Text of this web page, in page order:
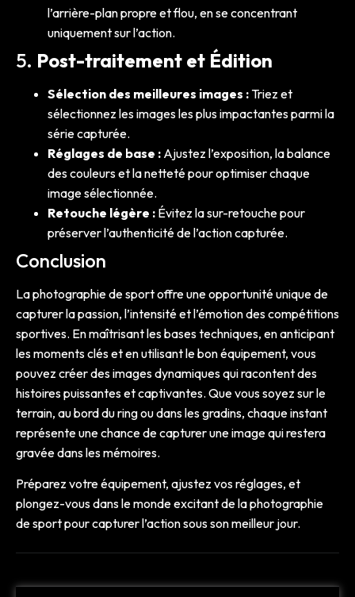
l’arrière-plan propre et flou, en se concentrant
uniquement sur l’action.
5. Post-traitement et Édition
Sélection des meilleures images :Triez et
sélectionnez les images les plus impactantes parmi la
série capturée.
Réglages de base : Ajustez l’exposition, la balance
des couleurs et la netteté pour optimiser chaque
image sélectionnée.
Retouche légère : Évitez la sur-retouche pour
préserver l’authenticité de l’action capturée.
Conclusion
La photographie de sport offre une opportunité unique de
capturer la passion, l’intensité et l’émotion des compétitions
sportives. En maîtrisant les bases techniques, en anticipant
les moments clés et en utilisant le bon équipement, vous
pouvez créer des images dynamiques qui racontent des
histoires puissantes et captivantes. Que vous soyez sur le
terrain, au bord du ring ou dans les gradins, chaque instant
représente une chance de capturer une image qui restera
gravée dans les mémoires.
Préparez votre équipement, ajustez vos réglages, et
plongez-vous dans le monde excitant de la photographie
de sport pour capturer l’action sous son meilleur jour.